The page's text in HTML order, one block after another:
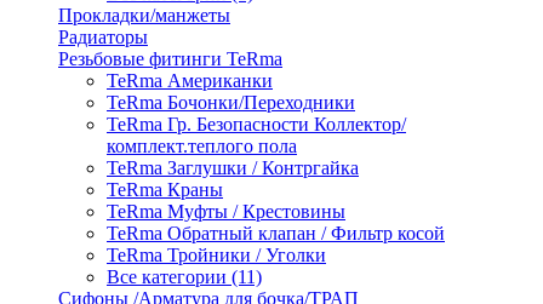
Прокладки/манжеты
Радиаторы
Резьбовые фитинги TeRma
TeRma Американки
TeRma Бочонки/Переходники
TeRma Гр. Безопасности Коллектор/
комплект.теплого пола
TeRma Заглушки / Контргайка
TeRma Краны
TeRma Муфты / Крестовины
TeRma Обратный клапан / Фильтр косой
TeRma Тройники / Уголки
Все категории (11)
Сифоны /Арматура для бочка/ТРАП